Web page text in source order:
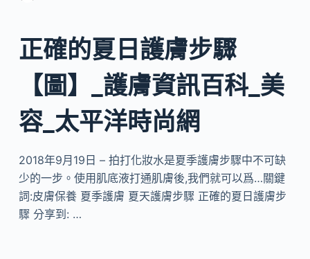
正確的夏日護膚步驟
【圖】_護膚資訊百科_美
容_太平洋時尚網
2018年9月19日 – 拍打化妝水是夏季護膚步驟中不可缺
少的一步。使用肌底液打通肌膚後,我們就可以爲…關鍵
詞:皮膚保養 夏季護膚 夏天護膚步驟 正確的夏日護膚步
驟 分享到: …